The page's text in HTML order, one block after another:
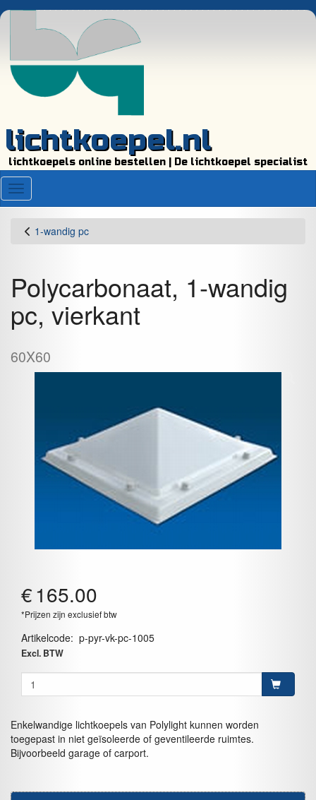
lichtkoepel.nl
lichtkoepels online bestellen | De lichtkoepel specialist
Menu
1-wandig pc
Polycarbonaat, 1-wandig
pc, vierkant
60X60
€165.00
*Prijzen zijn exclusief btw
Artikelcode: p-pyr-vk-pc-1005
Excl. BTW
Enkelwandige lichtkoepels van Polylight kunnen worden
toegepast in niet geïsoleerde of geventileerde ruimtes.
Bijvoorbeeld garage of carport.